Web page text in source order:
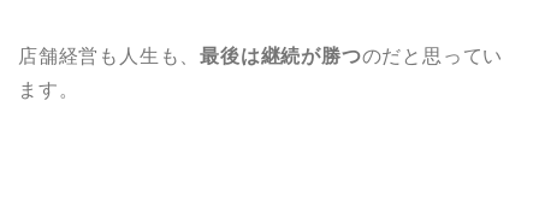
店舗経営も人生も、最後は継続が勝つのだと思ってい
ます。